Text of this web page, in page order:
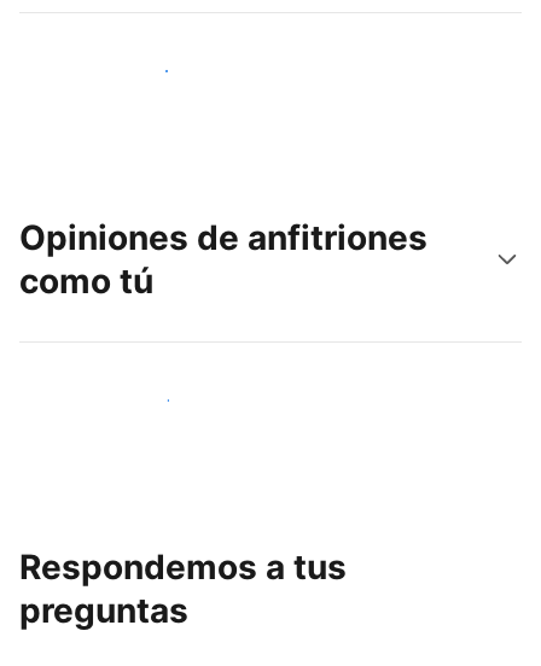
Llega a nuevos clientes hoy
Opiniones de anfitriones
como tú
Únete a anfitriones como tú
Respondemos a tus
preguntas